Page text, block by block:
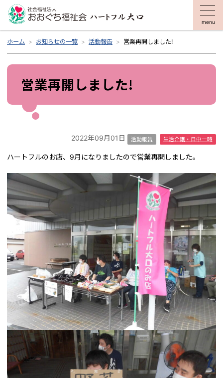
menu
ホーム お知らせの一覧 活動報告 営業再開しました!
営業再開しました!
2022年09月01日 活動報告 生活介護・日中一時
ハートフルのお店、9月になりましたので営業再開しました。